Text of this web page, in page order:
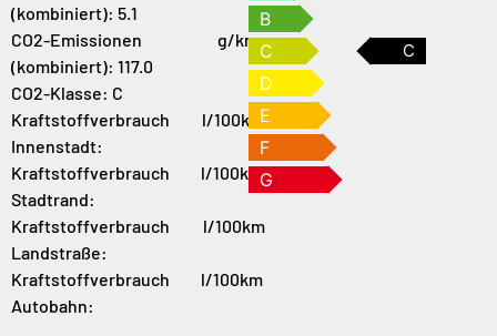
(kombiniert): 5.1
CO2-Emissionen
(kombiniert): 117.0
g/km
CO2-Klasse: C
Kraftstoffverbrauch
Innenstadt:
l/100km
Kraftstoffverbrauch
Stadtrand:
l/100km
Kraftstoffverbrauch
Landstraße:
l/100km
Kraftstoffverbrauch
Autobahn:
l/100km
B
C
C
D
E
F
G